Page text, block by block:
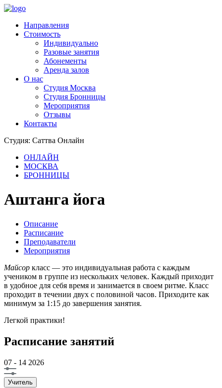
Направления
Стоимость
Индивидуально
Разовые занятия
Абонементы
Аренда залов
О нас
Студия Москва
Студия Бронницы
Мероприятия
Отзывы
Контакты
Студия: Саттва Онлайн
ОНЛАЙН
МОСКВА
БРОННИЦЫ
Аштанга йога
Описание
Расписание
Преподаватели
Мероприятия
Майсор класс — это индивидуальная работа с каждым
учеником в группе из нескольких человек. Каждый приходит
в удобное для себя время и занимается в своем ритме. Класс
проходит в течении двух с половиной часов. Приходите как
минимум за 1:15 до завершения занятия.
Легкой практики!
Расписание занятий
07 - 14 2026
Учитель